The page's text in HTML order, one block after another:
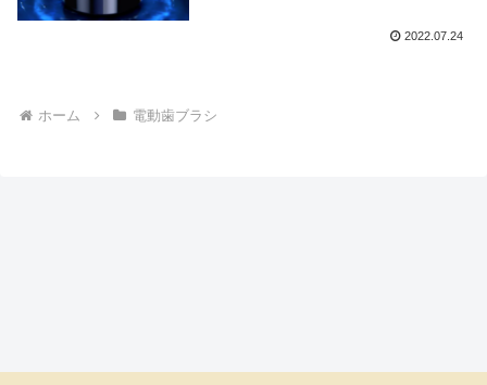
2022.07.24
ホーム 電動歯ブラシ